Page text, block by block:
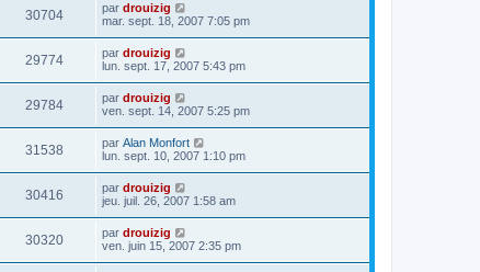
30704 par drouizig
mar. sept. 18, 2007 7:05 pm
29774 par drouizig
lun. sept. 17, 2007 5:43 pm
29784 par drouizig
ven. sept. 14, 2007 5:25 pm
31538 par Alan Monfort
lun. sept. 10, 2007 1:10 pm
30416 par drouizig
jeu. juil. 26, 2007 1:58 am
30320 par drouizig
ven. juin 15, 2007 2:35 pm